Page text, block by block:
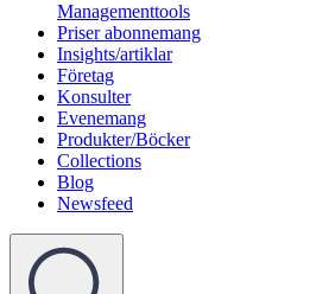
Managementtools
Priser abonnemang
Insights/artiklar
Företag
Konsulter
Evenemang
Produkter/Böcker
Collections
Blog
Newsfeed